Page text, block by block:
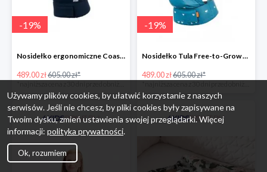
-19%
Nosidełko ergonomiczne Coast Navigator Tula
489.00 zł605.00 zł*
-19%
Nosidełko Tula Free-to-Grow Playdate Tula
489.00 zł605.00 zł*
Używamy plików cookies, by ułatwić korzystanie z naszych
serwisów. Jeśli nie chcesz, by pliki cookies były zapisywane na
Twoim dysku, zmień ustawienia swojej przeglądarki. Więcej
informacji: polityka prywatności.
Ok, rozumiem